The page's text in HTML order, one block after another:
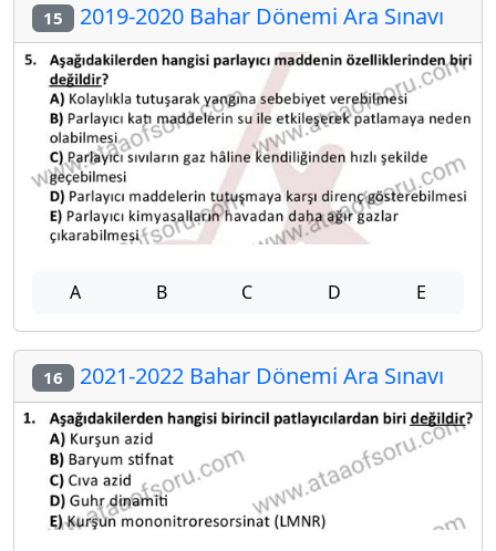
15 2019-2020 Bahar Dönemi Ara Sınavı
A B C D E
16 2021-2022 Bahar Dönemi Ara Sınavı